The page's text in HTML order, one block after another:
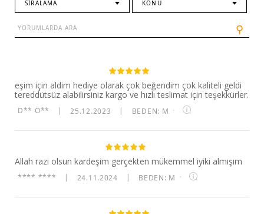
SIRALAMA KONU
⚲
eşim için aldim hediye olarak çok beğendim çok kaliteli geldi
tereddütsüz alabilirsiniz kargo ve hızlı teslimat için teşekkürler.
D** Ö** 25.12.2023 BEDEN: M ·
Allah razı olsun kardeşim gerçekten mükemmel iyiki almışım
**** **** 24.11.2024 BEDEN: M ·